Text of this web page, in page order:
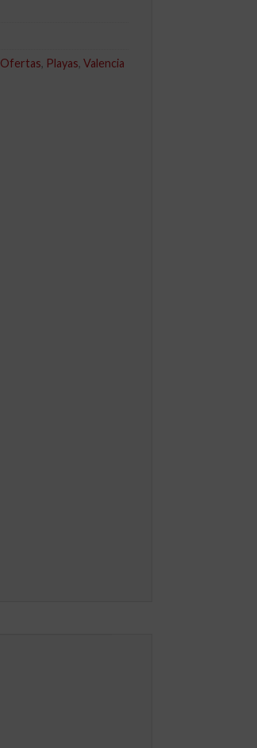
Ofertas, Playas, Valencia